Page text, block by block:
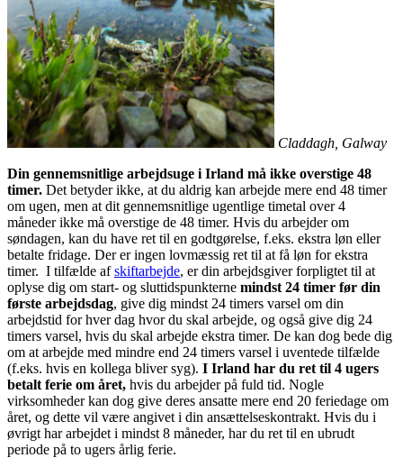
Claddagh, Galway
Din gennemsnitlige arbejdsuge i Irland må ikke overstige 48
timer. Det betyder ikke, at du aldrig kan arbejde mere end 48 timer
om ugen, men at dit gennemsnitlige ugentlige timetal over 4
måneder ikke må overstige de 48 timer. Hvis du arbejder om
søndagen, kan du have ret til en godtgørelse, f.eks. ekstra løn eller
betalte fridage. Der er ingen lovmæssig ret til at få løn for ekstra
timer. I tilfælde afskiftarbejde, er din arbejdsgiver forpligtet til at
oplyse dig om start- og sluttidspunkterne mindst 24 timer før din
første arbejdsdag, give dig mindst 24 timers varsel om din
arbejdstid for hver dag hvor du skal arbejde, og også give dig 24
timers varsel, hvis du skal arbejde ekstra timer. De kan dog bede dig
om at arbejde med mindre end 24 timers varsel i uventede tilfælde
(f.eks. hvis en kollega bliver syg). I Irland har du ret til 4 ugers
betalt ferie om året, hvis du arbejder på fuld tid. Nogle
virksomheder kan dog give deres ansatte mere end 20 feriedage om
året, og dette vil være angivet i din ansættelseskontrakt. Hvis du i
øvrigt har arbejdet i mindst 8 måneder, har du ret til en ubrudt
periode på to ugers årlig ferie.